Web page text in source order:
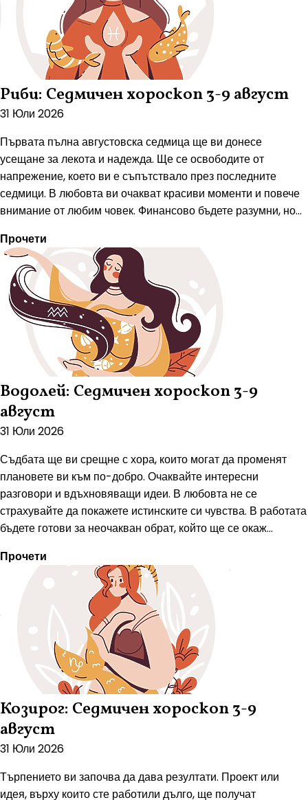
Риби: Седмичен хороскоп 3-9 август
31 Юли 2026
Първата пълна августовска седмица ще ви донесе
усещане за лекота и надежда. Ще се освободите от
напрежение, което ви е съпътствало през последните
седмици. В любовта ви очакват красиви моменти и повече
внимание от любим човек. Финансово бъдете разумни, но...
Прочети
Водолей: Седмичен хороскоп 3-9
август
31 Юли 2026
Съдбата ще ви срещне с хора, които могат да променят
плановете ви към по-добро. Очаквайте интересни
разговори и вдъхновяващи идеи. В любовта не се
страхувайте да покажете истинските си чувства. В работата
бъдете готови за неочакван обрат, който ще се окаж...
Прочети
Козирог: Седмичен хороскоп 3-9
август
31 Юли 2026
Търпението ви започва да дава резултати. Проект или
идея, върху които сте работили дълго, ще получат